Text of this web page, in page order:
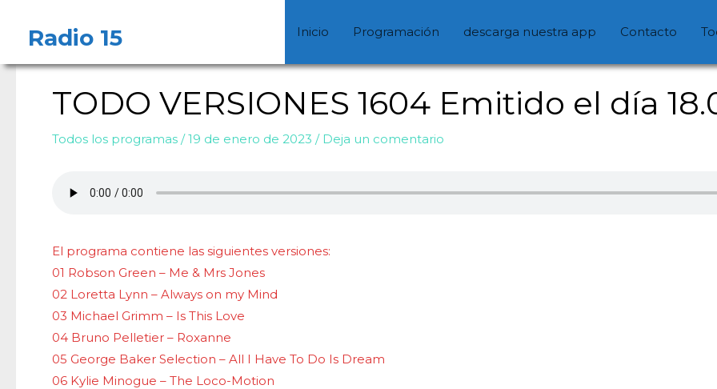
Radio 15 Inicio Programación descarga nuestra app Contacto
TODO VERSIONES 1604 Emitido el día
Todos los programas /19 de enero de 2023 / Deja un comentario
El programa contiene las siguientes versiones:
01 Robson Green – Me & Mrs Jones
02 Loretta Lynn – Always on my Mind
03 Michael Grimm – Is This Love
04 Bruno Pelletier – Roxanne
05 George Baker Selection – All I Have To Do Is Dream
06 Kylie Minogue – The Loco-Motion
de